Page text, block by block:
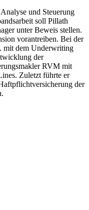
und Steuerung
soll Pillath
unter Beweis stellen.
vorantreiben. Bei der
mit dem Underwriting
der
RVM mit
Zuletzt führte er
der